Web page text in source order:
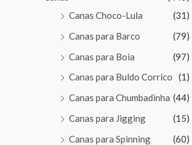
Canas Choco-Lula
(31)
Canas para Barco
(79)
Canas para Boia
(97)
Canas para Buldo Corrico
(1)
Canas para Chumbadinha (44)
Canas para Jigging
(15)
Canas para Spinning
(60)